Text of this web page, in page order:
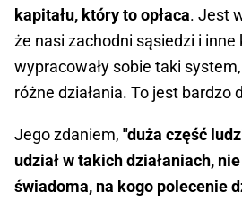
kapitału, który to opłaca. Jest
że nasi zachodni sąsiedzi i inne
wypracowały sobie taki
różne działania. To jest bardzo
Jego zdaniem, "duża część
udział w takich działaniach,
świadoma, na kogo polecenie